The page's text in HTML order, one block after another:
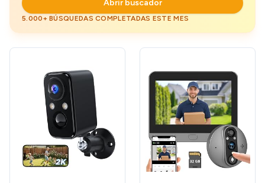
Abrir buscador
5.000+ BÚSQUEDAS COMPLETADAS ESTE MES